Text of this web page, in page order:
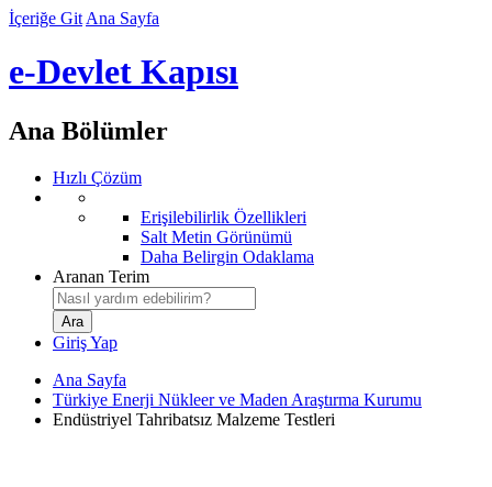
İçeriğe Git Ana Sayfa
e-Devlet Kapısı
Ana Bölümler
Hızlı Çözüm
Erişilebilirlik Özellikleri
Salt Metin Görünümü
Daha Belirgin Odaklama
Aranan Terim
Giriş Yap
Ana Sayfa
Türkiye Enerji Nükleer ve Maden Araştırma Kurumu
Endüstriyel Tahribatsız Malzeme Testleri